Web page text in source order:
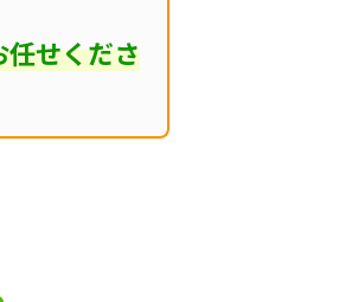
せくださ